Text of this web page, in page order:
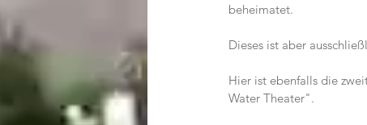
beheimatet.
Dieses ist aber
Hier ist ebenfalls die
Water Theater".